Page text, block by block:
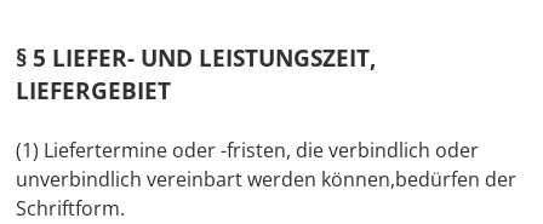
§ 5 LIEFER- UND LEISTUNGSZEIT,
LIEFERGEBIET
(1) Liefertermine oder -fristen, die verbindlich oder
unverbindlich vereinbart werden können,bedürfen der
Schriftform.